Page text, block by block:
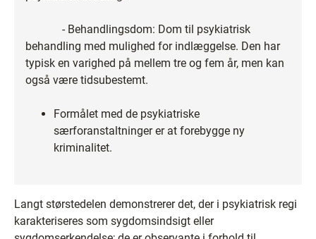
- Behandlingsdom: Dom til psykiatrisk
behandling med mulighed for indlæggelse. Den har
typisk en varighed på mellem tre og fem år, men kan
også være tidsubestemt.
Formålet med de psykiatriske
særforanstaltninger er at forebygge ny
kriminalitet.
Langt størstedelen demonstrerer det, der i psykiatrisk regi
karakteriseres som sygdomsindsigt eller